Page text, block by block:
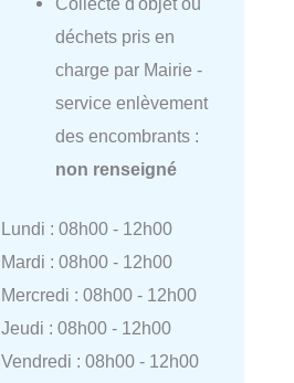
déchets pris en
charge par Mairie -
service enlèvement
des encombrants :
non renseigné
Lundi : 08h00 - 12h00
Mardi : 08h00 - 12h00
Mercredi : 08h00 - 12h00
Jeudi : 08h00 - 12h00
Vendredi : 08h00 - 12h00